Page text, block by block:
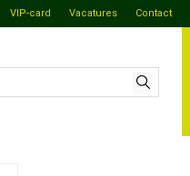
VIP-card Vacatures Contact